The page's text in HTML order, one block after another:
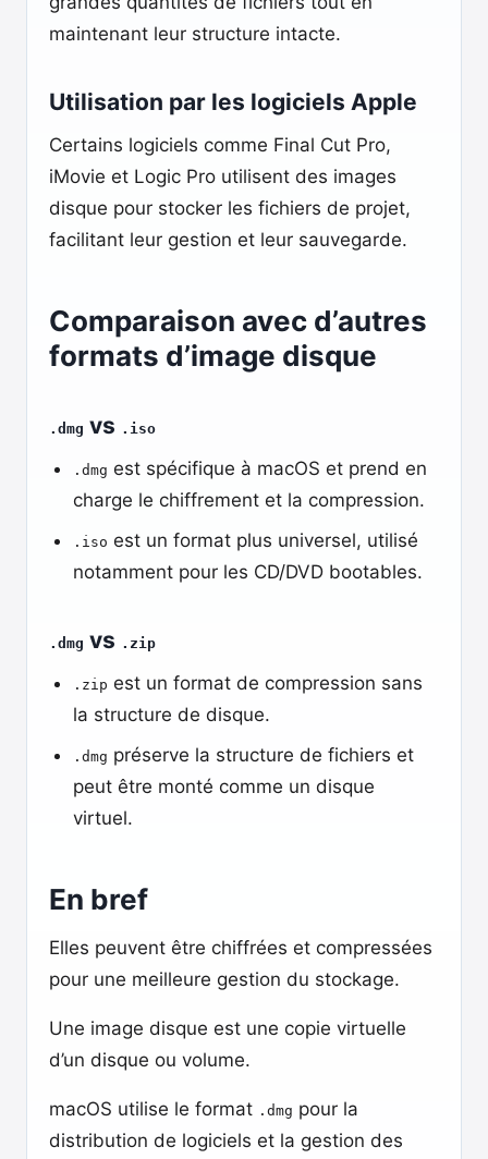
maintenant leur structure intacte.
Utilisation par les logiciels Apple
Certains logiciels comme Final Cut Pro,
iMovie et Logic Pro utilisent des images
disque pour stocker les fichiers de projet,
facilitant leur gestion et leur sauvegarde.
Comparaison avec d’autres
formats d’image disque
.dmg vs .iso
.dmg est spécifique à macOS et prend en
charge le chiffrement et la compression.
.iso est un format plus universel, utilisé
notamment pour les CD/DVD bootables.
.dmg vs .zip
.zip est un format de compression sans
la structure de disque.
.dmg préserve la structure de fichiers et
peut être monté comme un disque
virtuel.
En bref
Elles peuvent être chiffrées et compressées
pour une meilleure gestion du stockage.
Une image disque est une copie virtuelle
d’un disque ou volume.
macOS utilise le format .dmg pour la
distribution de logiciels et la gestion des